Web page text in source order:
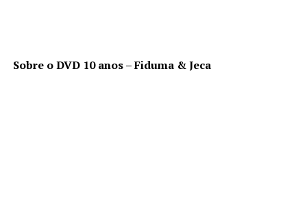
Sobre o DVD 10 anos – Fiduma & Jeca